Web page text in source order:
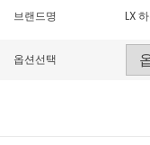
브랜드명
LX
옵션선택